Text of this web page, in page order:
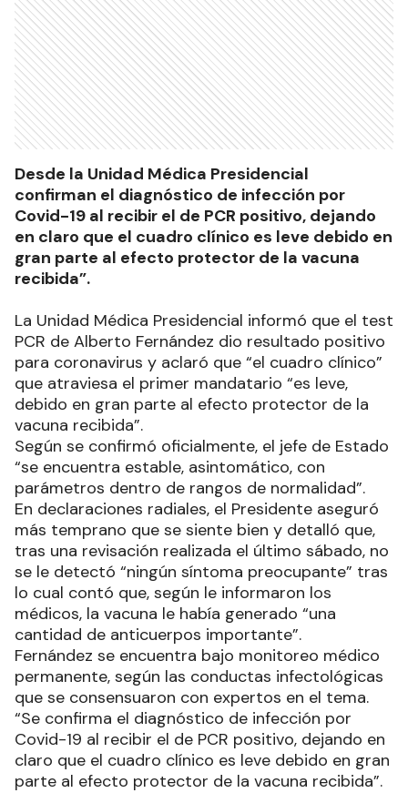
Desde la Unidad Médica Presidencial
confirman el diagnóstico de infección por
Covid-19 al recibir el de PCR positivo, dejando
en claro que el cuadro clínico es leve debido en
gran parte al efecto protector de la vacuna
recibida”.
La Unidad Médica Presidencial informó que el test
PCR de Alberto Fernández dio resultado positivo
para coronavirus y aclaró que “el cuadro clínico”
que atraviesa el primer mandatario “es leve,
debido en gran parte al efecto protector de la
vacuna recibida”.
Según se confirmó oficialmente, el jefe de Estado
“se encuentra estable, asintomático, con
parámetros dentro de rangos de normalidad”.
En declaraciones radiales, el Presidente aseguró
más temprano que se siente bien y detalló que,
tras una revisación realizada el último sábado, no
se le detectó “ningún síntoma preocupante” tras
lo cual contó que, según le informaron los
médicos, la vacuna le había generado “una
cantidad de anticuerpos importante”.
Fernández se encuentra bajo monitoreo médico
permanente, según las conductas infectológicas
que se consensuaron con expertos en el tema.
“Se confirma el diagnóstico de infección por
Covid-19 al recibir el de PCR positivo, dejando en
claro que el cuadro clínico es leve debido en gran
parte al efecto protector de la vacuna recibida”.